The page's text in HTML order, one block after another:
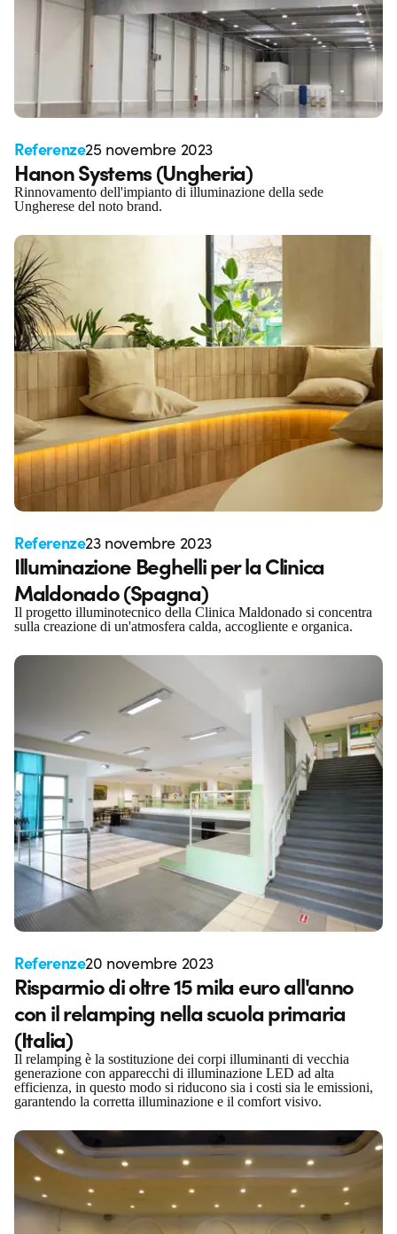
Referenze25 novembre 2023
Hanon Systems (Ungheria)
Rinnovamento dell'impianto di illuminazione della sede
Ungherese del noto brand.
Referenze23 novembre 2023
Illuminazione Beghelli per la Clinica
Maldonado (Spagna)
Il progetto illuminotecnico della Clinica Maldonado si concentra
sulla creazione di un'atmosfera calda, accogliente e organica.
Referenze20 novembre 2023
Risparmio di oltre 15 mila euro all'anno
con il relamping nella scuola primaria
(Italia)
Il relamping è la sostituzione dei corpi illuminanti di vecchia
generazione con apparecchi di illuminazione LED ad alta
efficienza, in questo modo si riducono sia i costi sia le emissioni,
garantendo la corretta illuminazione e il comfort visivo.